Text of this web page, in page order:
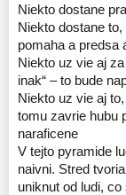
Niekto dostane
Niekto dostane
pomaha a
Niekto uz vie aj
inak“ – to bude
Niekto uz vie aj
tomu zavrie hubu
naraficene
V tejto pyramide
naivni. Stred
uniknut od ludi,